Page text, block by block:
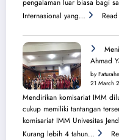
Internasional yang…
Ahmad
by
21 March
Mendirikan komisariat IMM
cukup memiliki tantangan
komisariat IMM Univesitas
Kurang lebih 4 tahun…